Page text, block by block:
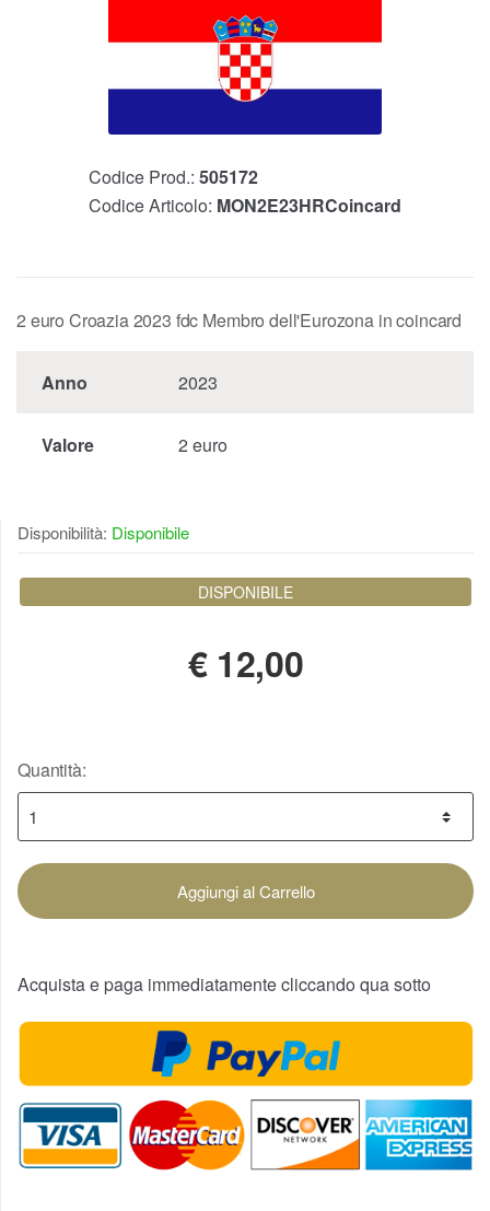
Codice Prod.: 505172
Codice Articolo: MON2E23HRCoincard
2 euro Croazia 2023 fdc Membro dell'Eurozona in coincard
Anno 2023
Valore 2 euro
Disponibilità: Disponibile
DISPONIBILE
€ 12,00
Quantità:
Aggiungi al Carrello
Acquista e paga immediatamente cliccando qua sotto